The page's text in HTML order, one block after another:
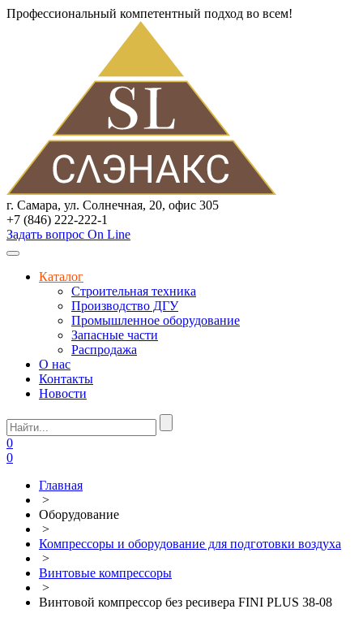
Профессиональный компетентный подход во всем!
г. Самара, ул. Солнечная, 20, офис 305
+7 (846) 222-222-1
Задать вопрос On Line
Каталог
Строительная техника
Производство ДГУ
Промышленное оборудование
Запасные части
Распродажа
О нас
Контакты
Новости
0
0
Главная
>
Оборудование
>
Компрессоры и оборудование для подготовки воздуха
>
Винтовые компрессоры
>
Винтовой компрессор без ресивера FINI PLUS 38-08